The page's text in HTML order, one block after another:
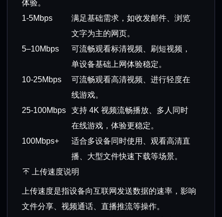
体验。
1-5Mbps
满足基础需求，如收发邮件、浏览
文字为主的网页。
5–10Mbps
可流畅观看标清视频、刷短视频，
单设备基础上网体验稳定。
10-25Mbps
可流畅观看高清视频、进行轻度在
线游戏。
25-100Mbps
支持 4K 视频流畅播放、多人同时
在线游戏，体验更稳定。
100Mbps+
适合多设备同时使用、观看高清直
播、大型文件快速下载等场景。
上传速度说明
上传速度是指设备向互联网发送数据的速率，影响
文件分享、视频通话、直播推流等操作。